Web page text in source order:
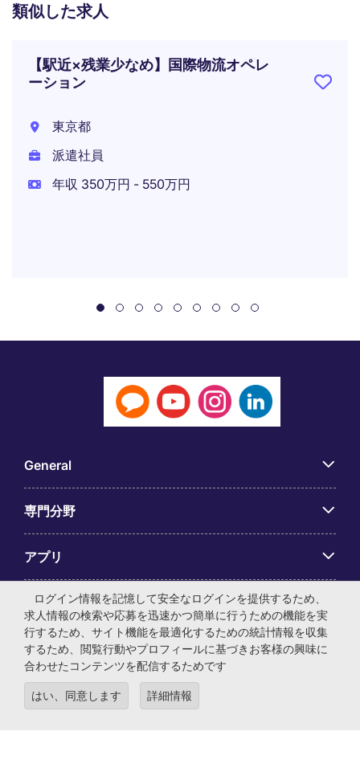
類似した求人
【駅近×残業少なめ】国際物流オペレ
ーション
東京都
派遣社員
年収 350万円 - 550万円
General
専門分野
アプリ
Employer Centre
© マイケル・ペイジ・インターナショナル・ジャパン株式会
社 法人番号：0104-01-043253 本社所在地：〒105-0001 東
ログイン情報を記憶して安全なログインを提供するため、
求人情報の検索や応募を迅速かつ簡単に行うための機能を実
行するため、サイト機能を最適化するための統計情報を収集
するため、閲覧行動やプロフィールに基づきお客様の興味に
合わせたコンテンツを配信するためです
はい、同意します 詳細情報